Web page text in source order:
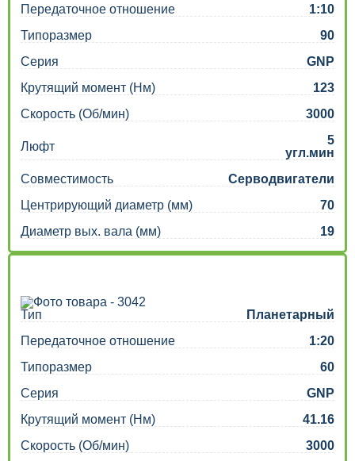
Передаточное отношение
1:10
Типоразмер
90
Серия
GNP
Крутящий момент (Нм)
123
Скорость (Об/мин)
3000
Люфт
5
угл.мин
Совместимость
Серводвигатели
Центрирующий диаметр (мм)
70
Диаметр вых. вала (мм)
19
Тип
Планетарный
Передаточное отношение
1:20
Типоразмер
60
Серия
GNP
Крутящий момент (Нм)
41.16
Скорость (Об/мин)
3000